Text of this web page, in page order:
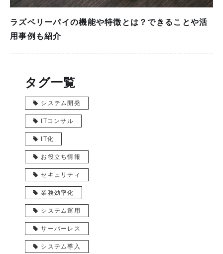
ラズベリーパイの機能や特徴とは？できることや活
用事例も紹介
タグ一覧
システム開発
ITコンサル
IT化
お役立ち情報
セキュリティ
業務効率化
システム運用
サーバーレス
システム導入